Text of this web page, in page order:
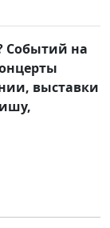
Событий на
выставки